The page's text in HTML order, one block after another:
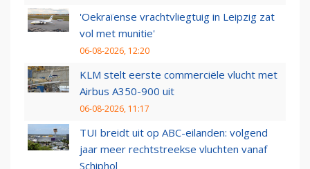
'Oekraïense vrachtvliegtuig in Leipzig zat
vol met munitie'
06-08-2026, 12:20
KLM stelt eerste commerciële vlucht met
Airbus A350-900 uit
06-08-2026, 11:17
TUI breidt uit op ABC-eilanden: volgend
jaar meer rechtstreekse vluchten vanaf
Schiphol